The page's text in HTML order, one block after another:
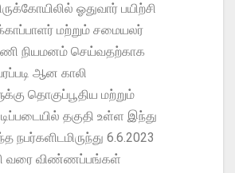
ஓதுவார் பயிற்சி
மற்றும் சமையலர்
நியமனம் செய்வதற்காக
ஆன காலி
தொகுப்பூதிய மற்றும்
தகுதி உள்ள இந்து
நபர்களிடமிருந்து 6.6.2023
வரை விண்ணப்பங்கள்